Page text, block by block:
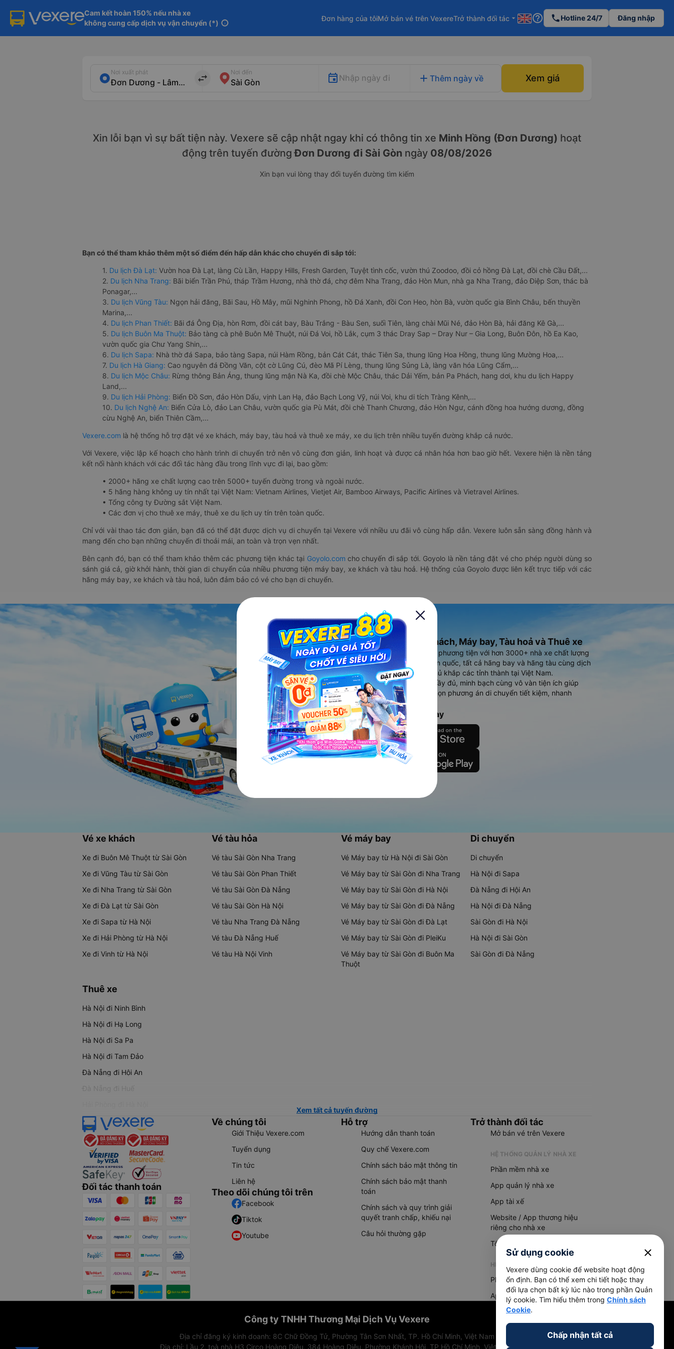
Cam kết hoàn 150% nếu nhà xe
không cung cấp dịch vụ vận chuyển (*) info
Đơn hàng của tôiMở bán vé trên VexereTrở thành đối tác arrow_drop_down help_outline phoneHotline 24/7 Đăng nhập
Nơi xuất phát
import_export
Nơi đến
Nhập ngày đi add Thêm ngày về Xem giá
Xin lỗi bạn vì sự bất tiện này. Vexere sẽ cập nhật ngay khi có thông tin xe Minh Hồng (Đơn Dương) hoạt
động trên tuyến đườngĐơn Dương đi Sài Gòn ngày 08/08/2026
Xin bạn vui lòng thay đổi tuyến đường tìm kiếm
Bạn có thể tham khảo thêm một số điểm đến hấp dẫn khác cho chuyến đi sắp tới:
1. Du lịch Đà Lạt: Vườn hoa Đà Lạt, làng Cù Lần, Happy Hills, Fresh Garden, Tuyệt tình cốc, vườn thú Zoodoo, đồi cỏ hồng Đà Lạt, đồi chè Cầu Đất,...
2. Du lịch Nha Trang: Bãi biển Trần Phú, tháp Trầm Hương, nhà thờ đá, chợ đêm Nha Trang, đảo Hòn Mun, nhà ga Nha Trang, đảo Điệp Sơn, thác bà
Ponagar,...
3. Du lịch Vũng Tàu: Ngọn hải đăng, Bãi Sau, Hồ Mây, mũi Nghinh Phong, hồ Đá Xanh, đồi Con Heo, hòn Bà, vườn quốc gia Bình Châu, bến thuyền
Marina,...
4. Du lịch Phan Thiết: Bãi đá Ông Địa, hòn Rơm, đồi cát bay, Bàu Trắng - Bàu Sen, suối Tiên, làng chài Mũi Né, đảo Hòn Bà, hải đăng Kê Gà,...
5. Du lịch Buôn Ma Thuột: Bảo tàng cà phê Buôn Mê Thuột, núi Đá Voi, hồ Lắk, cụm 3 thác Dray Sap – Dray Nur – Gia Long, Buôn Đôn, hồ Ea Kao,
vườn quốc gia Chư Yang Shin,...
6. Du lịch Sapa: Nhà thờ đá Sapa, bảo tàng Sapa, núi Hàm Rồng, bản Cát Cát, thác Tiên Sa, thung lũng Hoa Hồng, thung lũng Mường Hoa,...
7. Du lịch Hà Giang: Cao nguyên đá Đồng Văn, cột cờ Lũng Cú, đèo Mã Pí Lèng, thung lũng Sủng Là, làng văn hóa Lũng Cẩm,...
8. Du lịch Mộc Châu: Rừng thông Bản Áng, thung lũng mận Nà Ka, đồi chè Mộc Châu, thác Dải Yếm, bản Pa Phách, hang dơi, khu du lịch Happy
Land,...
9. Du lịch Hải Phòng: Biển Đồ Sơn, đảo Hòn Dấu, vịnh Lan Hạ, đảo Bạch Long Vỹ, núi Voi, khu di tích Tràng Kênh,...
10. Du lịch Nghệ An: Biển Cửa Lò, đảo Lan Châu, vườn quốc gia Pù Mát, đồi chè Thanh Chương, đảo Hòn Ngư, cánh đồng hoa hướng dương, đồng
cừu Nghệ An, biển Thiên Cầm,...
Vexere.com là hệ thống hỗ trợ đặt vé xe khách, máy bay, tàu hoả và thuê xe máy, xe du lịch trên nhiều tuyến đường khắp cả nước.
Với Vexere, việc lập kế hoạch cho hành trình di chuyển trở nên vô cùng đơn giản, linh hoạt và được cá nhân hóa hơn bao giờ hết. Vexere hiện là nền tảng
kết nối hành khách với các đối tác hàng đầu trong lĩnh vực đi lại, bao gồm:
• 2000+ hãng xe chất lượng cao trên 5000+ tuyến đường trong và ngoài nước.
• 5 hãng hàng không uy tín nhất tại Việt Nam: Vietnam Airlines, Vietjet Air, Bamboo Airways, Pacific Airlines và Vietravel Airlines.
• Tổng công ty Đường sắt Việt Nam.
• Các đơn vị cho thuê xe máy, thuê xe du lịch uy tín trên toàn quốc.
Chỉ với vài thao tác đơn giản, bạn đã có thể đặt được dịch vụ di chuyển tại Vexere với nhiều ưu đãi vô cùng hấp dẫn. Vexere luôn sẵn sàng đồng hành và
mang đến cho bạn những chuyến đi thoải mái, an toàn và trọn vẹn nhất.
Bên cạnh đó, bạn có thể tham khảo thêm các phương tiện khác tại Goyolo.com cho chuyến đi sắp tới. Goyolo là nền tảng đặt vé cho phép người dùng so
sánh giá cả, giờ khởi hành, thời gian di chuyển của nhiều phương tiện máy bay, xe khách và tàu hoả. Hệ thống của Goyolo được liên kết trực tiếp với các
hãng máy bay, xe khách và tàu hoả, luôn đảm bảo có vé cho bạn di chuyển.
Ứng dụng đặt vé Xe khách, Máy bay, Tàu hoả và Thuê xe
Vexere - ứng dụng đặt vé đa phương tiện với hơn 3000+ nhà xe chất lượng
cao, 5000+ tuyến đường toàn quốc, tất cả hãng bay và hãng tàu cùng dịch
vụ thuê xe máy, xe du lịch phủ khắp các tỉnh thành tại Việt Nam.
Ứng dụng hiển thị thông tin đầy đủ, minh bạch cùng vô vàn tiện ích giúp
người dùng so sánh và lựa chọn phương án di chuyển tiết kiệm, nhanh
chóng và phù hợp nhất.
Tải ứng dụng Vexere ngay
Vé xe khách
Xe đi Buôn Mê Thuột từ Sài Gòn
Xe đi Vũng Tàu từ Sài Gòn
Xe đi Nha Trang từ Sài Gòn
Xe đi Đà Lạt từ Sài Gòn
Xe đi Sapa từ Hà Nội
Xe đi Hải Phòng từ Hà Nội
Xe đi Vinh từ Hà Nội
Vé tàu hỏa
Vé tàu Sài Gòn Nha Trang
Vé tàu Sài Gòn Phan Thiết
Vé tàu Sài Gòn Đà Nẵng
Vé tàu Sài Gòn Hà Nội
Vé tàu Nha Trang Đà Nẵng
Vé tàu Đà Nẵng Huế
Vé tàu Hà Nội Vinh
Vé máy bay
Vé Máy bay từ Hà Nội đi Sài Gòn
Vé Máy bay từ Sài Gòn đi Nha Trang
Vé Máy bay từ Sài Gòn đi Hà Nội
Vé Máy bay từ Sài Gòn đi Đà Nẵng
Vé Máy bay từ Sài Gòn đi Đà Lạt
Vé Máy bay từ Sài Gòn đi PleiKu
Vé Máy bay từ Sài Gòn đi Buôn Ma
Thuột
Di chuyển
Di chuyển
Hà Nội đi Sapa
Đà Nẵng đi Hội An
Hà Nội đi Đà Nẵng
Sài Gòn đi Hà Nội
Hà Nội đi Sài Gòn
Sài Gòn đi Đà Nẵng
Thuê xe
Hà Nội đi Ninh Bình
Hà Nội đi Hạ Long
Hà Nội đi Sa Pa
Hà Nội đi Tam Đảo
Đà Nẵng đi Hội An
Đà Nẵng đi Huế
Xem tất cả tuyến đường
Đối tác thanh toán
Về chúng tôi
Giới Thiệu Vexere.com
Tuyển dụng
Tin tức
Liên hệ
Theo dõi chúng tôi trên
Facebook
Tiktok
Youtube
Hỗ trợ
Hướng dẫn thanh toán
Quy chế Vexere.com
Chính sách bảo mật thông tin
Chính sách bảo mật thanh
toán
Chính sách và quy trình giải
quyết tranh chấp, khiếu nại
Câu hỏi thường gặp
Trở thành đối tác
Mở bán vé trên Vexere
HỆ THỐNG QUẢN LÝ NHÀ XE
Phần mềm nhà xe
App quản lý nhà xe
App tài xế
Website / App thương hiệu
riêng cho nhà xe
Tổng đài AI
HỆ THỐNG QUẢN LÝ HÀNG HOÁ
Phần mềm quản lý hàng hoá
App quản lý hàng hoá
Công ty TNHH Thương Mại Dịch Vụ Vexere
Địa chỉ đăng ký kinh doanh: 8C Chữ Đồng Tử, Phường Tân Sơn Nhất, TP. Hồ Chí Minh, Việt Nam
Địa chỉ: Lầu 2, toà nhà H3 Circo Hoàng Diệu, 384 Hoàng Diệu, Phường Khánh Hội, TP Hồ Chí Minh, Việt Nam
Sử dụng cookie close
Vexere dùng cookie để website hoạt động
ổn định. Bạn có thể xem chi tiết hoặc thay
đổi lựa chọn bất kỳ lúc nào trong phần Quản
lý cookie. Tìm hiểu thêm trong Chính sách
Cookie.
Chấp nhận tất cả